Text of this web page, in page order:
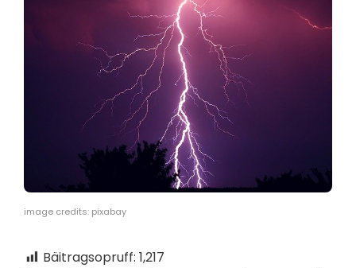
image credits: pixabay
Bäitragsopruff: 1,217